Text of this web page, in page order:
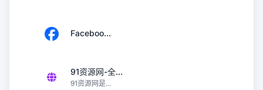
Faceboo...
91资源网-全...
91资源网是...